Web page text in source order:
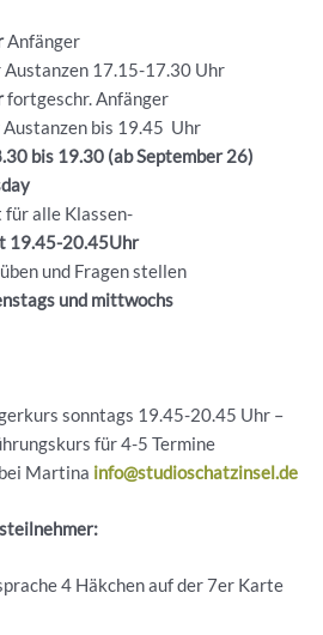
Anfänger
17.15-17.30 Uhr
fortgeschr. Anfänger
bis 19.45 Uhr
bis 19.30 (ab September 26)
alle Klassen-
19.45-20.45Uhr
und Fragen stellen
und mittwochs
sonntags 19.45-20.45 Uhr –
für 4-5 Termine
Martina info@studioschatzinsel.de
4 Häkchen auf der 7er Karte